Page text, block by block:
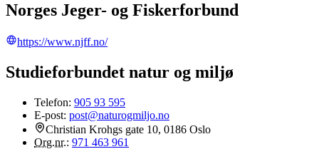
Norges Jeger- og Fiskerforbund
https://www.njff.no/
Studieforbundet natur og miljø
Telefon: 905 93 595
E-post: post@naturogmiljo.no
Christian Krohgs gate 10, 0186 Oslo
Org.nr.: 971 463 961